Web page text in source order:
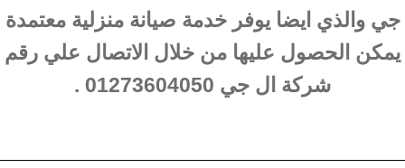
جي والذي ايضا يوفر خدمة صيانة منزلية معتمدة
يمكن الحصول عليها من خلال الاتصال علي رقم
شركة ال جي 01273604050 .